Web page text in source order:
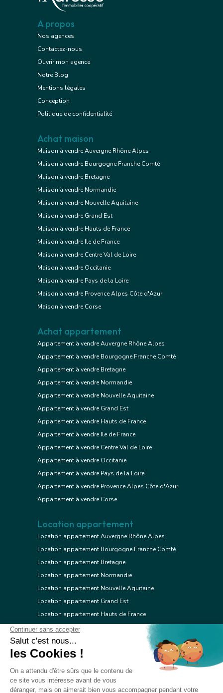
A propos
Nos agences
Contactez-nous
Ouvrir mon agence
Notre Blog
Mentions légales
Conception
Politique de confidentialité
Achat maison
Maison à vendre Auvergne Rhône Alpes
Maison à vendre Bourgogne Franche Comté
Maison à vendre Bretagne
Maison à vendre Normandie
Maison à vendre Nouvelle Aquitaine
Maison à vendre Grand Est
Maison à vendre Hauts de France
Maison à vendre Ile de France
Maison à vendre Centre Val de Loire
Maison à vendre Occitanie
Maison à vendre Pays de la Loire
Maison à vendre Provence Alpes Côte d'Azur
Maison à vendre Corse
Achat appartement
Appartement à vendre Auvergne Rhône Alpes
Appartement à vendre Bourgogne Franche Comté
Appartement à vendre Bretagne
Appartement à vendre Normandie
Appartement à vendre Nouvelle Aquitaine
Appartement à vendre Grand Est
Appartement à vendre Hauts de France
Appartement à vendre Ile de France
Appartement à vendre Centre Val de Loire
Appartement à vendre Occitanie
Appartement à vendre Pays de la Loire
Appartement à vendre Provence Alpes Côte d'Azur
Appartement à vendre Corse
Location appartement
Location appartement Auvergne Rhône Alpes
Location appartement Bourgogne Franche Comté
Location appartement Bretagne
Location appartement Normandie
Location appartement Nouvelle Aquitaine
Location appartement Grand Est
Location appartement Hauts de France
Location appartement Ile de France
Location appartement Centre Val de Loire
Location appartement Occitanie
Location appartement Provence Alpes Côte d'Azur